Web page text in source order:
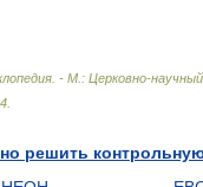
- М.: Церковно-
решить